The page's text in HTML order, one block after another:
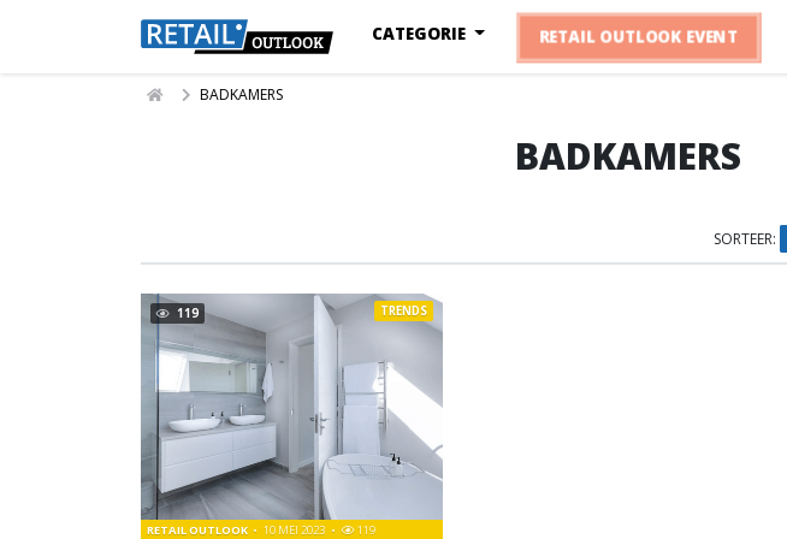
CATEGORIE RETAIL OUTLOOK EVENT
BADKAMERS
BADKAMERS
SORTEER:
119
RETAIL OUTLOOK 10 MEI 2023 119
TRENDS